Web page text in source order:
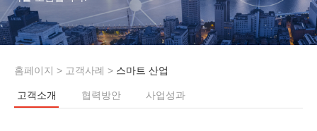
홈페이지 > 고객사례 > 스마트 산업
고객소개 협력방안 사업성과